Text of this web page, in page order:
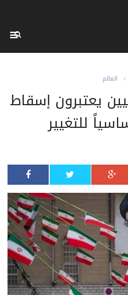
العالم
يعتبرون إسقاط
للتغيير